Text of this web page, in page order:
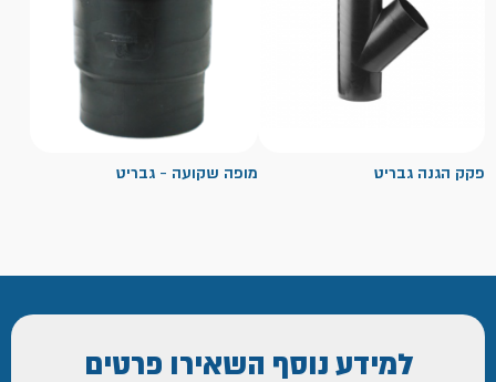
פקק הגנה גבריט מופה שקועה - גבריט
למידע נוסף השאירו פרטים